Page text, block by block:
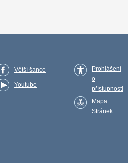
Větší šance
Youtube
Prohlášení
o
přístupnosti
Mapa
Stránek